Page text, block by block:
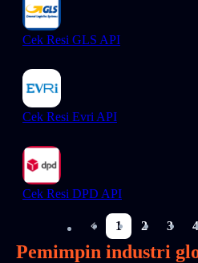
Cek Resi GLS API
Cek Resi Evri API
Cek Resi DPD API
1 2 3 4
Pemimpin industri